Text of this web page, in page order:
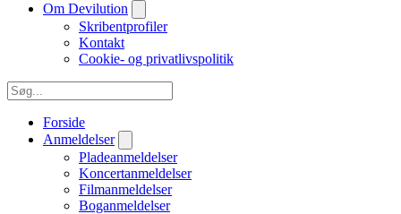
Om Devilution
Skribentprofiler
Kontakt
Cookie- og privatlivspolitik
Forside
Anmeldelser
Pladeanmeldelser
Koncertanmeldelser
Filmanmeldelser
Boganmeldelser